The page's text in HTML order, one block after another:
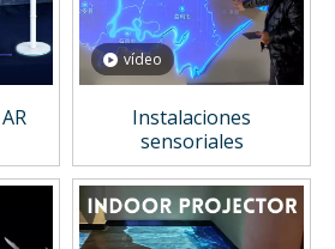
vídeo
Instalaciones
sensoriales